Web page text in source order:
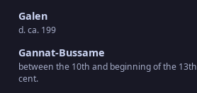
Galen
d. ca. 199
Gannat-Bussame
between the 10th and beginning of the 13th
cent.